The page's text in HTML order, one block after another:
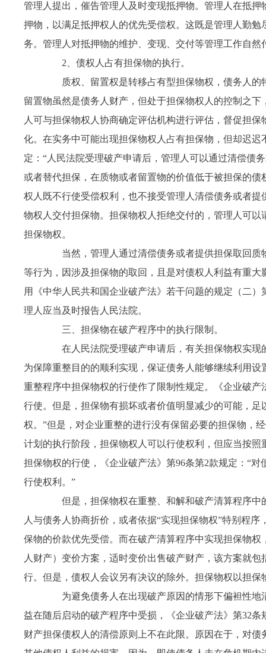
管理人提出，催告管理人及时变现抵押物。管理人在抵
押物，以满足抵押权人的优先受偿权。这既是管理人勤
务。管理人对抵押物的维护、变现、交付等管理工作自
2 、债权人占有担保物的执行。
质权、留置权是转移占有型担保物权，债务人的
留置物虽然是债务人财产，但处于担保物权人的控制之
人可与担保物权人协商确定评估机构进行评估，督促担
化。在实务中可能出现担保物权人占有担保物，但却迟
定：“人民法院受理破产申请后，管理人可以通过清偿债
或者替代担保，在质物或者留置物的价值低于被担保的
权人既不行使受偿权利，也不接受管理人清偿债务或者
物权人交付担保物。担保物权人拒绝交付的，管理人可
担保物权。
当然，管理人通过清偿债务或者提供担保取回质
等行为，因涉及担保物的取回，且是对债权人利益有重
用《中华人民共和国企业破产法》若干问题的规定（二）
理人应当及时报告人民法院。
三、担保物在破产程序中的执行限制。
在人民法院受理破产申请后，有关担保物权实现
为保障重整目的的顺利实现，保证债务人能够继续利用
重整程序中担保物权的行使作了限制性规定。《企业破产
行使。但是，担保物有损坏或者价值明显减少的可能，
权。”但是，对企业重整的进行没有保留必要的担保物，
计划的执行阶段，担保物权人可以行使权利，但应当按
担保物权的行使，《企业破产法》第96条第2款规定：“对
行使权利。”
但是，担保物权在重整、和解和破产清算程序中
人与债务人协商折价，或者依据“实现担保物权”特别程
保物的价款优先受偿。而在破产清算程序中实现担保物
人财产）变价方案，适时变价出售破产财产，该方案就
行。但是，债权人会议另有决议的除外。担保物权以担保
为避免债务人在出现破产原因的情形下偏袒性地
益在随后启动的破产程序中受损，《企业破产法》第32条
财产担保债权人的清偿原则上不在此限。原因在于，对